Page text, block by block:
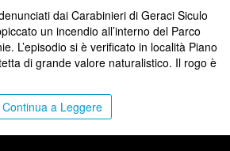
dai Carabinieri di Geraci Siculo
un incendio all’interno del Parco
L’episodio si è verificato in località Piano
di grande valore naturalistico. Il rogo è
Continua a Leggere